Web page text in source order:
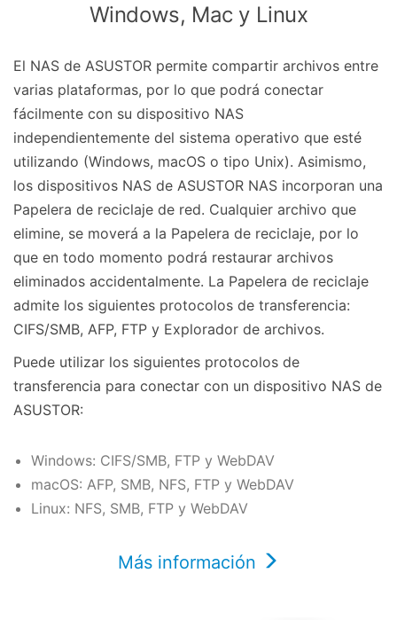
Windows, Mac y Linux
El NAS de ASUSTOR permite compartir archivos entre
varias plataformas, por lo que podrá conectar
fácilmente con su dispositivo NAS
independientemente del sistema operativo que esté
utilizando (Windows, macOS o tipo Unix). Asimismo,
los dispositivos NAS de ASUSTOR NAS incorporan una
Papelera de reciclaje de red. Cualquier archivo que
elimine, se moverá a la Papelera de reciclaje, por lo
que en todo momento podrá restaurar archivos
eliminados accidentalmente. La Papelera de reciclaje
admite los siguientes protocolos de transferencia:
CIFS/SMB, AFP, FTP y Explorador de archivos.
Puede utilizar los siguientes protocolos de
transferencia para conectar con un dispositivo NAS de
ASUSTOR:
Windows: CIFS/SMB, FTP y WebDAV
macOS: AFP, SMB, NFS, FTP y WebDAV
Linux: NFS, SMB, FTP y WebDAV
Más información